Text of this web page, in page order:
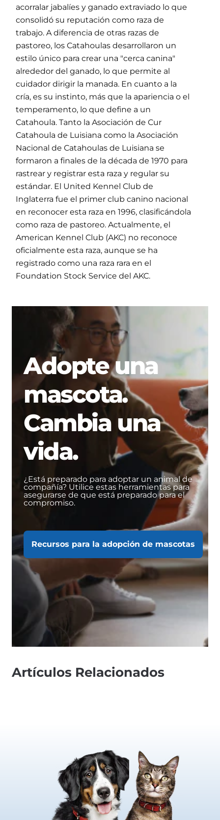
acorralar jabalíes y ganado extraviado lo que
consolidó su reputación como raza de
trabajo. A diferencia de otras razas de
pastoreo, los Catahoulas desarrollaron un
estilo único para crear una "cerca canina"
alrededor del ganado, lo que permite al
cuidador dirigir la manada. En cuanto a la
cría, es su instinto, más que la apariencia o el
temperamento, lo que define a un
Catahoula. Tanto la Asociación de Cur
Catahoula de Luisiana como la Asociación
Nacional de Catahoulas de Luisiana se
formaron a finales de la década de 1970 para
rastrear y registrar esta raza y regular su
estándar. El United Kennel Club de
Inglaterra fue el primer club canino nacional
en reconocer esta raza en 1996, clasificándola
como raza de pastoreo. Actualmente, el
American Kennel Club (AKC) no reconoce
oficialmente esta raza, aunque se ha
registrado como una raza rara en el
Foundation Stock Service del AKC.
Adopte una
mascota.
Cambia una
vida.
¿Está preparado para adoptar un animal de
compañía? Utilice estas herramientas para
asegurarse de que está preparado para el
compromiso.
Recursos para la adopción de mascotas
Artículos Relacionados